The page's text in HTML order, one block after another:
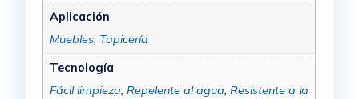
Aplicación
Muebles, Tapicería
Tecnología
Fácil limpieza, Repelente al agua, Resistente a la